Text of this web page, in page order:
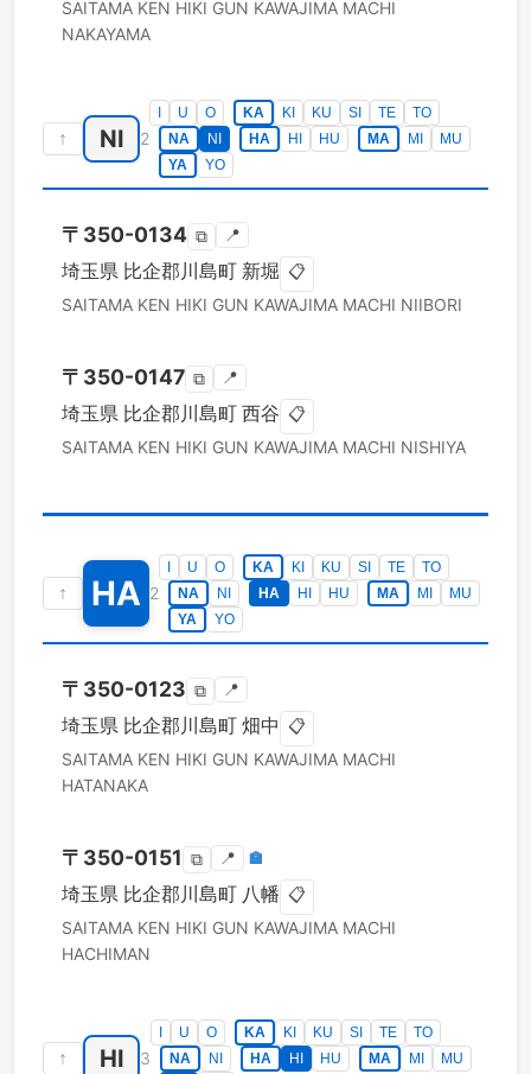
SAITAMA KEN HIKI GUN KAWAJIMA MACHI
NAKAYAMA
↑ NI 2
U O KA KI KU SI TE
TO
NA
NI HA HI HU MA MI
MU
YA
YO
〒 350-0134 ⧉ 📍
埼玉県 比企郡川島町 新堀 📋
SAITAMA KEN HIKI GUN KAWAJIMA MACHI NIIBORI
〒 350-0147 ⧉ 📍
埼玉県 比企郡川島町 西谷 📋
SAITAMA KEN HIKI GUN KAWAJIMA MACHI NISHIYA
↑ HA 2
U O KA KI KU SI TE
TO
NA
NI HA HI HU MA MI
MU
YA
YO
〒 350-0123 ⧉ 📍
埼玉県 比企郡川島町 畑中 📋
SAITAMA KEN HIKI GUN KAWAJIMA MACHI
HATANAKA
〒 350-0151 ⧉ 📍 🏣
埼玉県 比企郡川島町 八幡 📋
SAITAMA KEN HIKI GUN KAWAJIMA MACHI
HACHIMAN
↑ HI 3
U O KA KI KU SI TE
TO
NA
NI HA HI HU MA MI
MU